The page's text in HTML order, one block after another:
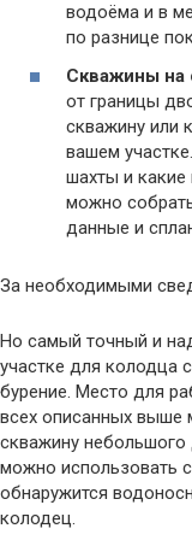
водоёма и в
по разнице
Скважины на
от границы
скважину или
вашем
шахты и какие
можно
данные и
За необходимыми
Но самый точный и
участке для колодца
бурение. Место для
всех описанных выше
скважину небольшого
можно использовать
обнаружится
колодец.